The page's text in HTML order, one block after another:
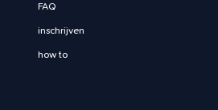
FAQ
inschrijven
how to